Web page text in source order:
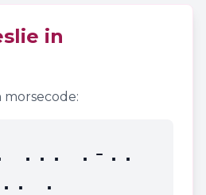
in
morsecode:
... .-..
.. .